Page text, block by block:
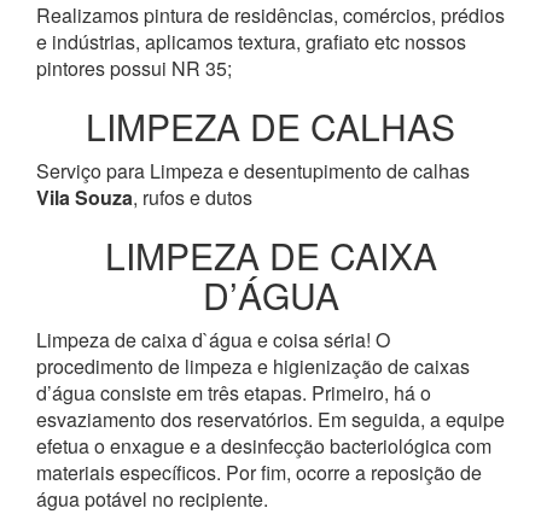
Realizamos pintura de residências, comércios, prédios
e indústrias, aplicamos textura, grafiato etc nossos
pintores possui NR 35;
LIMPEZA DE CALHAS
Serviço para Limpeza e desentupimento de calhas
Vila Souza, rufos e dutos
LIMPEZA DE CAIXA
D’ÁGUA
Limpeza de caixa d`água e coisa séria! O
procedimento de limpeza e higienização de caixas
d’água consiste em três etapas. Primeiro, há o
esvaziamento dos reservatórios. Em seguida, a equipe
efetua o enxague e a desinfecção bacteriológica com
materiais específicos. Por fim, ocorre a reposição de
água potável no recipiente.